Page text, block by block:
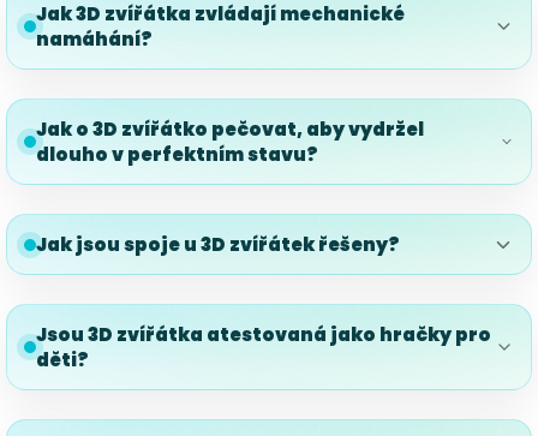
Jak 3D zvířátka zvládají mechanické
namáhání?
Jak o 3D zvířátko pečovat, aby vydržel
dlouho v perfektním stavu?
Jak jsou spoje u 3D zvířátek řešeny?
Jsou 3D zvířátka atestovaná jako hračky pro
děti?